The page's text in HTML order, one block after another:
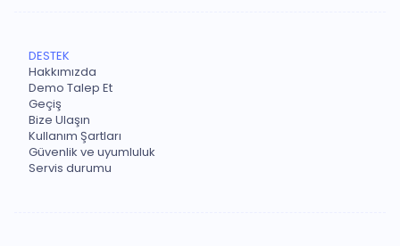
DESTEK
Hakkımızda
Demo Talep Et
Geçiş
Bize Ulaşın
Kullanım Şartları
Güvenlik ve uyumluluk
Servis durumu